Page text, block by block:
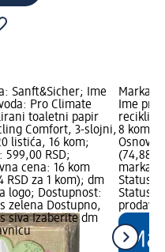
Sanft&Sicher; Ime
Pro Climate
toaletni papir
Comfort, 3-slojni,
listića, 16 kom;
599,00 RSD;
cena: 16 kom
RSD za 1 kom); dm
logo; Dostupnost:
zelena Dostupno,
siva Izaberite dm
Marka:
Ime
8 kom;
(74,88
marka
Status
Status